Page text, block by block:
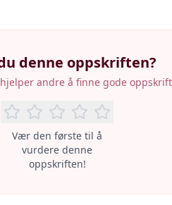
denne oppskriften?
andre å finne gode
Vær den første til å
vurdere denne
oppskriften!